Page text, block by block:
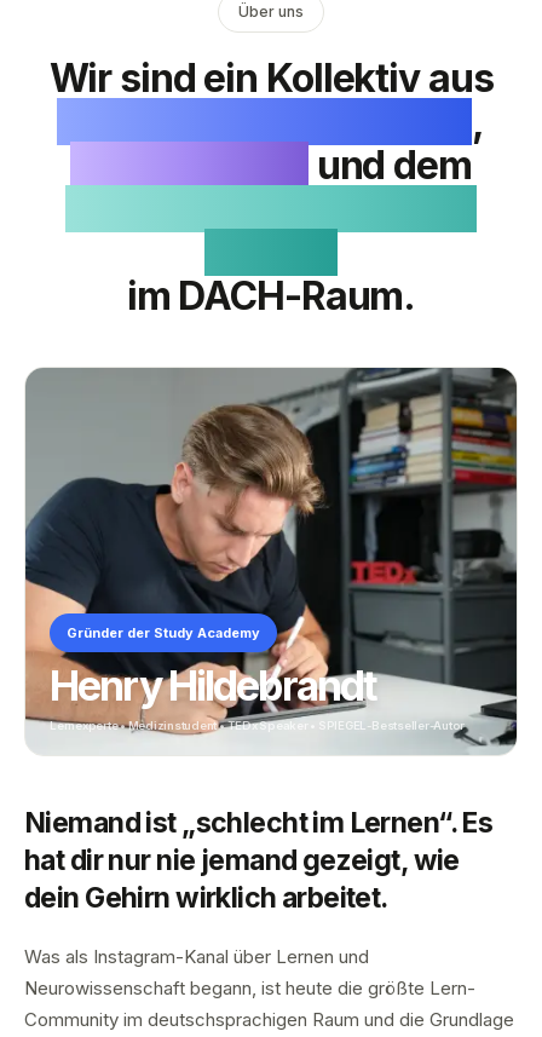
Über uns
Wir sind ein Kollektiv aus
,
und dem
im DACH-Raum.
Gründer der Study Academy
Henry Hildebrandt
Lernexperte • Medizinstudent • TEDx Speaker • SPIEGEL-Bestseller-Autor
Niemand ist „schlecht im Lernen“. Es
hat dir nur nie jemand gezeigt, wie
dein Gehirn wirklich arbeitet.
Was als Instagram-Kanal über Lernen und
Neurowissenschaft begann, ist heute die größte Lern-
Community im deutschsprachigen Raum und die Grundlage